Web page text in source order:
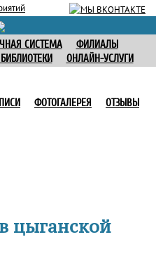
СИСТЕМА
ФИЛИАЛЫ
ОНЛАЙН-УСЛУГИ
ФОТОГАЛЕРЕЯ
ОТЗЫВЫ
цыганской